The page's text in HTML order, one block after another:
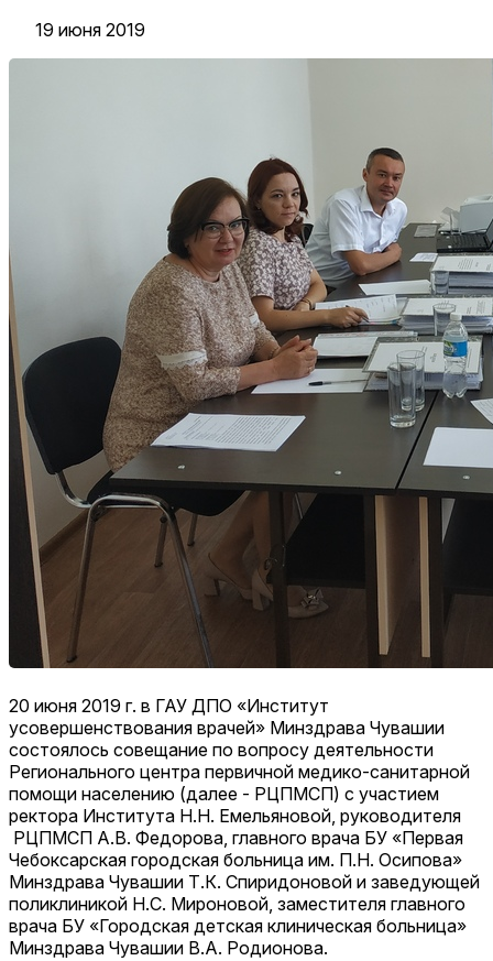
19 июня 2019
20 июня 2019 г. в ГАУ ДПО «Институт
усовершенствования врачей» Минздрава Чувашии
состоялось совещание по вопросу деятельности
Регионального центра первичной медико-санитарной
помощи населению (далее - РЦПМСП) с участием
ректора Института Н.Н. Емельяновой, руководителя
РЦПМСП А.В. Федорова, главного врача БУ «Первая
Чебоксарская городская больница им. П.Н. Осипова»
Минздрава Чувашии Т.К. Спиридоновой и заведующей
поликлиникой Н.С. Мироновой, заместителя главного
врача БУ «Городская детская клиническая больница»
Минздрава Чувашии В.А. Родионова.